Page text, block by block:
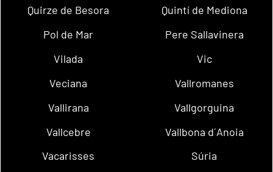
Quirze de Besora
Quintí de Mediona
Pol de Mar
Pere Sallavinera
Vilada
Vic
Veciana
Vallromanes
Vallirana
Vallgorguina
Vallcebre
Vallbona d´Anoia
Vacarisses
Súria